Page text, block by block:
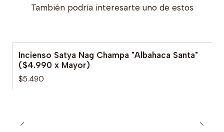
También podría interesarte uno de estos
Incienso Satya Nag Champa "Albahaca Santa"
($4.990 x Mayor)
$5.490